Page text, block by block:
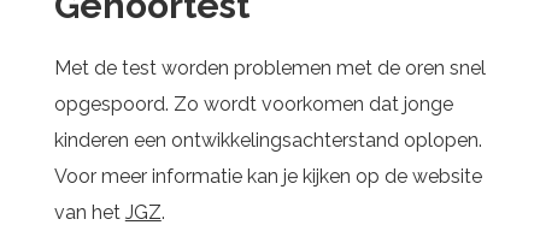
Met de test worden problemen met de oren snel
opgespoord. Zo wordt voorkomen dat jonge
kinderen een ontwikkelingsachterstand oplopen.
Voor meer informatie kan je kijken op de website
van het JGZ.